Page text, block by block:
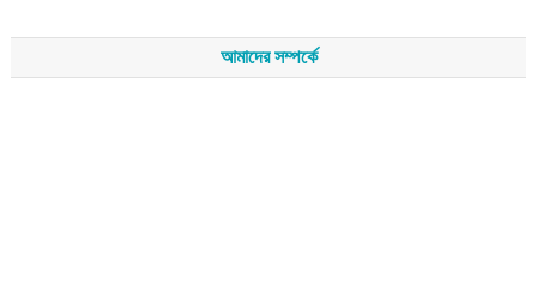
আমাদের সম্পর্কে